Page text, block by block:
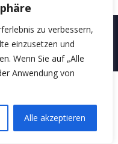
zu verbessern,
einzusetzen und
Wenn Sie auf „Alle
Anwendung von
Alle akzeptieren
e. V.. All rights reserved.
by: WordPress.
FSZ